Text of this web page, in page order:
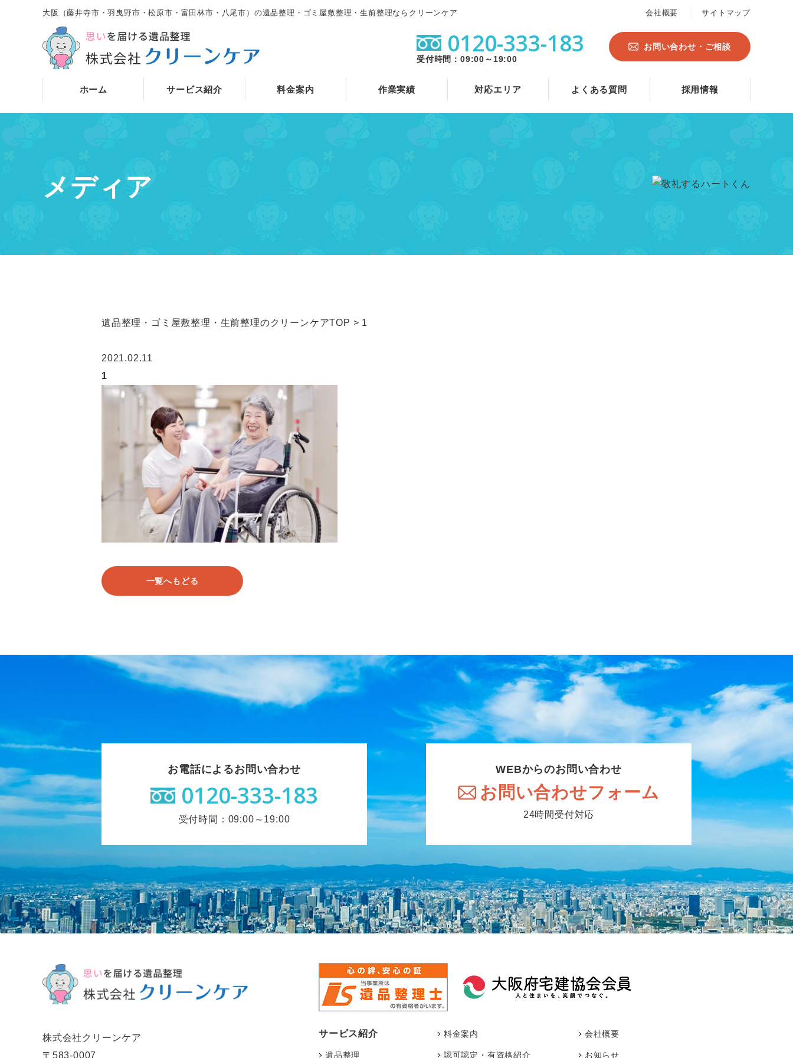
大阪（藤井寺市・羽曳野市・松原市・富田林市・八尾市）の遺品整理・ゴミ屋敷整理・生前整理ならクリーンケア 会社概要 サイトマップ
0120-333-183
受付時間：09:00～19:00
お問い合わせ・ご相談
ホーム サービス紹介 料金案内 作業実績 対応エリア よくある質問 採用情報
メディア
遺品整理・ゴミ屋敷整理・生前整理のクリーンケアTOP > 1
2021.02.11
1
一覧へもどる
お電話によるお問い合わせ
0120-333-183
受付時間：09:00～19:00
WEBからのお問い合わせ
お問い合わせフォーム
24時間受付対応
株式会社クリーンケア
〒583-0007
サービス紹介
遺品整理
料金案内
認可認定・有資格紹介
会社概要
お知らせ